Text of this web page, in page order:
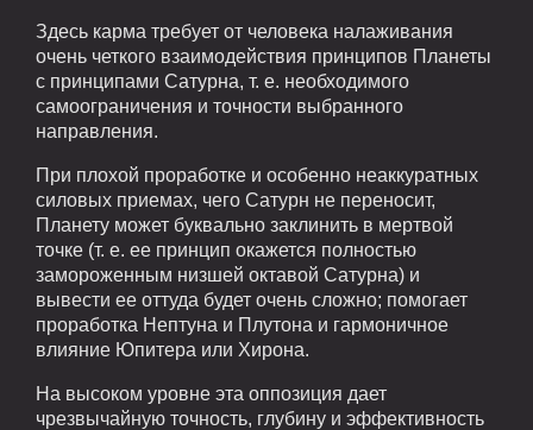
Здесь карма требует от человека налаживания
очень четкого взаимодействия принципов Планеты
с принципами Сатурна, т. е. необходимого
самоограничения и точности выбранного
направления.
При плохой проработке и особенно неаккуратных
силовых приемах, чего Сатурн не переносит,
Планету может буквально заклинить в мертвой
точке (т. е. ее принцип окажется полностью
замороженным низшей октавой Сатурна) и
вывести ее оттуда будет очень сложно; помогает
проработка Нептуна и Плутона и гармоничное
влияние Юпитера или Хирона.
На высоком уровне эта оппозиция дает
чрезвычайную точность, глубину и эффективность